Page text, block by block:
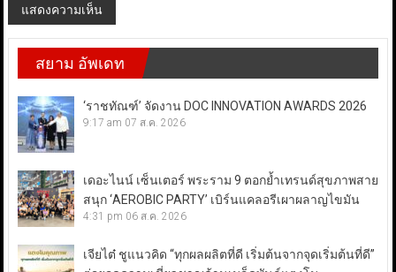
สยาม อัพเดท
‘ราชทัณฑ์’ จัดงาน DOC INNOVATION AWARDS 2026
9:17 am 07 ส.ค. 2026
เดอะไนน์ เซ็นเตอร์ พระราม 9 ตอกย้ำเทรนด์สุขภาพสาย
สนุก ‘AEROBIC PARTY’ เบิร์นแคลอรีเผาผลาญไขมัน
4:31 pm 06 ส.ค. 2026
เจียไต๋ ชูแนวคิด “ทุกผลผลิตที่ดี เริ่มต้นจากจุดเริ่มต้นที่ดี”